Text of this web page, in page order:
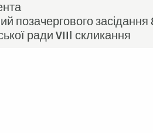
позачергового засідання
ради VIIІ скликання